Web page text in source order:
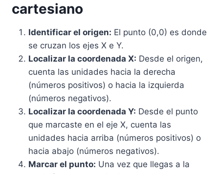
cartesiano
Identificar el origen: El punto (0,0) es donde
se cruzan los ejes X e Y.
Localizar la coordenada X: Desde el origen,
cuenta las unidades hacia la derecha
(números positivos) o hacia la izquierda
(números negativos).
Localizar la coordenada Y: Desde el punto
que marcaste en el eje X, cuenta las
unidades hacia arriba (números positivos) o
hacia abajo (números negativos).
Marcar el punto: Una vez que llegas a la